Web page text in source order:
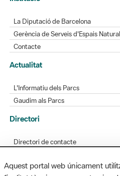
La Diputació de Barcelona
Gerència de Serveis d'Espais
Contacte
Actualitat
L'Informatiu dels Parcs
Gaudim als Parcs
Directori
Directori de contacte
Aplicacions mòbils
Aquest portal web únicament